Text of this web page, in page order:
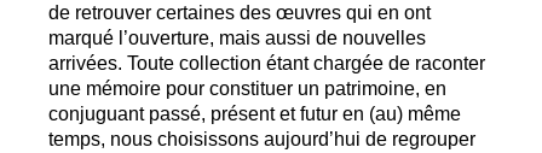
de retrouver certaines des œuvres qui en ont
marqué l’ouverture, mais aussi de nouvelles
arrivées. Toute collection étant chargée de raconter
une mémoire pour constituer un patrimoine, en
conjuguant passé, présent et futur en (au) même
temps, nous choisissons aujourd’hui de regrouper